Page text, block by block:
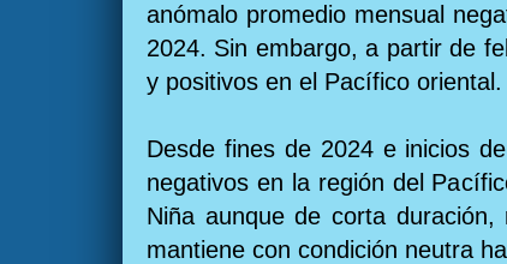
anómalo promedio mensual
2024. Sin embargo, a partir de
y positivos en el Pacífico oriental.
Desde fines de 2024 e inicios
negativos en la región del
Niña aunque de corta
mantiene con condición neutra